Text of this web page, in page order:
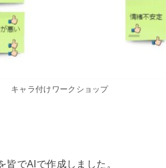
キャラ付けワークショップ
でAIで作成しました。